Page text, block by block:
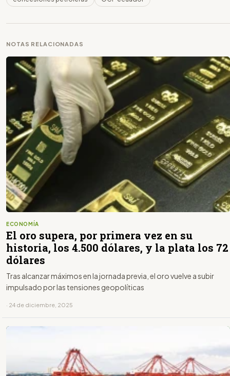
NOTAS RELACIONADAS
ECONOMÍA
El oro supera, por primera vez en su
historia, los 4.500 dólares, y la plata los 72
dólares
Tras alcanzar máximos en la jornada previa, el oro vuelve a subir
impulsado por las tensiones geopolíticas
· 24 de diciembre, 2025